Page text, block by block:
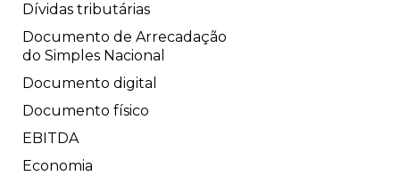
Dívidas tributárias
Documento de Arrecadação
do Simples Nacional
Documento digital
Documento físico
EBITDA
Economia